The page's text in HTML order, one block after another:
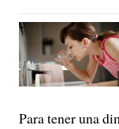
Para tener una